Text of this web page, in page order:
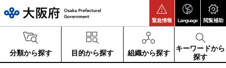
緊急情報 Language 閲覧補助
分類から探す 目的から探す 組織から探す
キーワードから
探す